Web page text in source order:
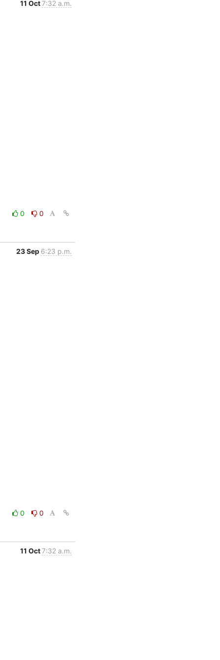
11 Oct7:32 a.m.
0 0
23 Sep 6:23 p.m.
0 0
11 Oct7:32 a.m.